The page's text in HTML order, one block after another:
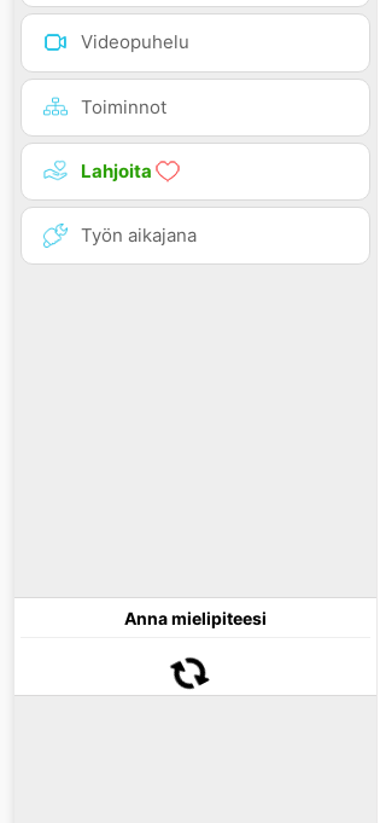
Videopuhelu
Toiminnot
Lahjoita
Työn aikajana
Anna mielipiteesi